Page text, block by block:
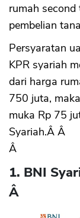
rumah
pembelian
Persyaratan
KPR syariah
dari harga
750 juta,
muka Rp 75
Syariah.Â Â
Â
1. BNI
Â